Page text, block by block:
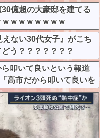
ンチ外
億超の大豪邸を建てる
ｗｗｗｗｗｗｗ
えない30代女子』がこち
う？？？？？？？
ら叩いて良いという報道
高市だから叩いて良いを
←これ…w w